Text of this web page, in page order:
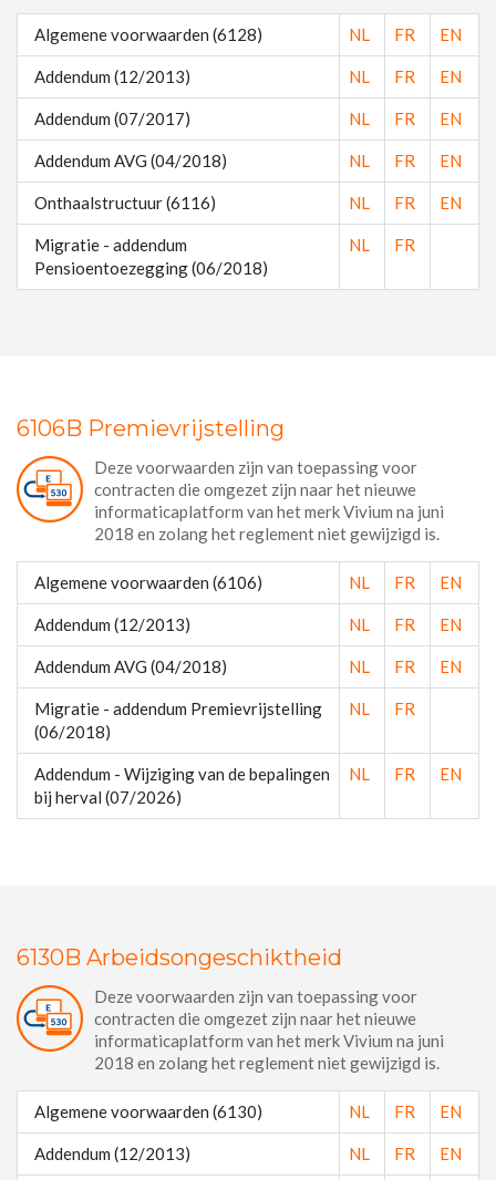
Algemene voorwaarden (6128) NL FR EN
Addendum (12/2013) NL FR EN
Addendum (07/2017) NL FR EN
Addendum AVG (04/2018) NL FR EN
Onthaalstructuur (6116) NL FR EN
Migratie - addendum
Pensioentoezegging (06/2018)
NL FR
6106B Premievrijstelling
Deze voorwaarden zijn van toepassing voor
contracten die omgezet zijn naar het nieuwe
informaticaplatform van het merk Vivium na juni
2018 en zolang het reglement niet gewijzigd is.
Algemene voorwaarden (6106) NL FR EN
Addendum (12/2013) NL FR EN
Addendum AVG (04/2018) NL FR EN
Migratie - addendum Premievrijstelling
(06/2018)
NL FR
Addendum - Wijziging van de bepalingen
bij herval (07/2026)
NL FR EN
6130B Arbeidsongeschiktheid
Deze voorwaarden zijn van toepassing voor
contracten die omgezet zijn naar het nieuwe
informaticaplatform van het merk Vivium na juni
2018 en zolang het reglement niet gewijzigd is.
Algemene voorwaarden (6130) NL FR EN
Addendum (12/2013) NL FR EN